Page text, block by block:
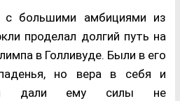
с большими амбициями из
проделал долгий путь на
в Голливуде. Были в его
но вера в себя и
дали ему силы не